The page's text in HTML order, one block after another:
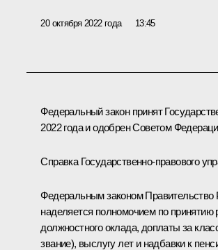
20 октября 2022 года 13:45
Федеральный закон принят
2022 года и одобрен Советом
Справка Государственно-правового
Федеральным законом Правительство
наделяется полномочием по принятию
должностного оклада, доплаты за
звание), выслугу лет и надбавки к